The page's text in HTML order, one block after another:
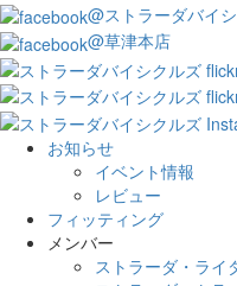
@ストラーダバイ
@草津本店
お知らせ
イベント情報
レビュー
フィッティング
メンバー
ストラーダ・ライ